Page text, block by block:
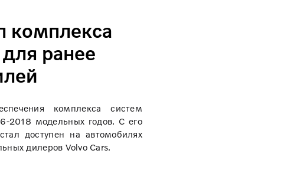
комплекса
ранее
комплекса систем
2018 модельных годов. С его
доступен на автомобилях
дилеров Volvo Cars.